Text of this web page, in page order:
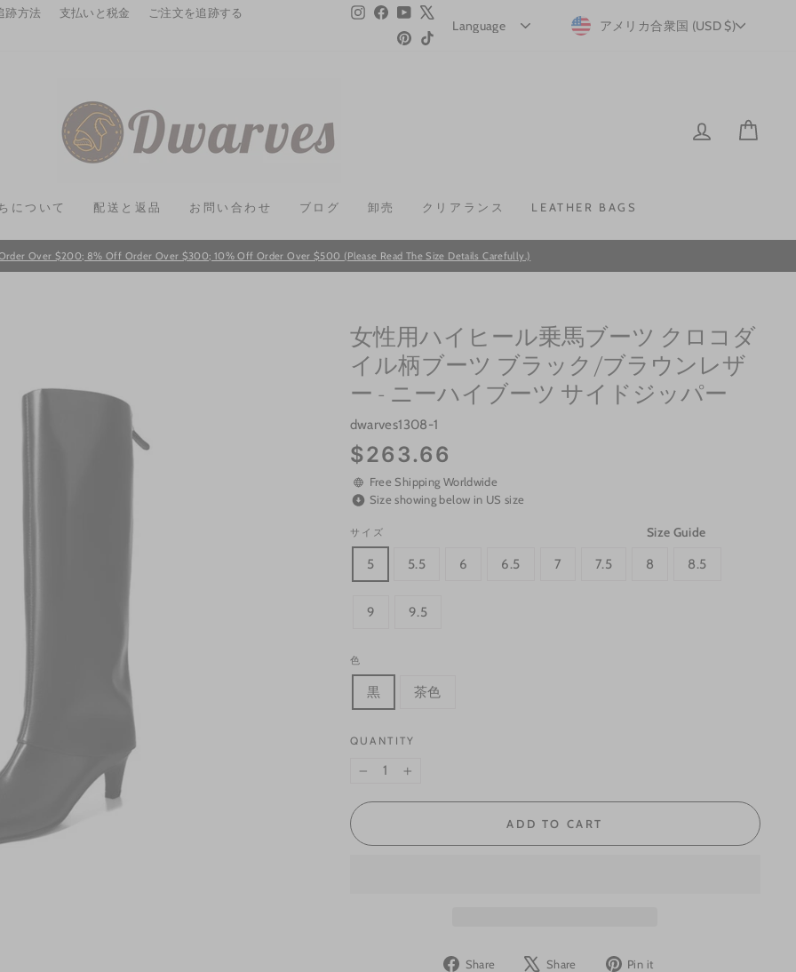
跡方法 支払いと税金
ご注文を追跡する
InstagramFacebook
YouTube
Pinterest
CURRENCY
アメリカ合衆国 (USD $)
LOG IN
について 配送と返品 お問い合わせ ブログ 卸売 クリアランス LEATHER BAGS
Pause
Over $200; 8% Off Order Over $300; 10% Off Order Over $500 (Please Read The Size Details Carefully.)
女性用ハイヒール乗馬ブーツ クロコダ
イル柄ブーツ ブラック/ブラウンレザ
ー - ニーハイブーツ サイドジッパー
dwarves1308-1
Regular
price
$263.66
Free Shipping Worldwide
Size showing below in US size
Size Guide
サイズ
5 5.5 6 6.5 7 7.5 8 8.5
9 9.5
色
黒 茶色
QUANTITY
ADD TO CART
Share
Share
Share
Tweet Pin it